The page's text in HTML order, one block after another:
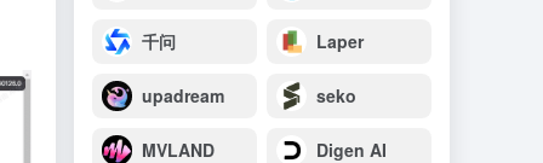
千问 Laper
upadream seko
MVLAND Digen AI